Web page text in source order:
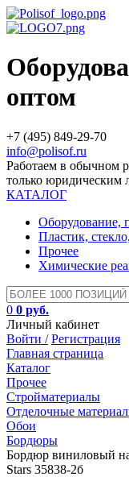
оптом
+7 (495) 849-29-70
info@polisof.ru
Работаем в обычном
только юридическим
КАТАЛОГ
Оборудование,
Пластик,
Прочее
Химические
0 0 руб.
Личный кабинет
Войти / Регистрация
Главная страница
Каталог
Прочее
Стройматериалы
Отделочные
Обои
Бордюры
Бордюр виниловый
Stars 35838-2б